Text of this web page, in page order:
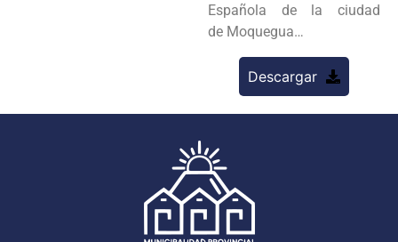
Española de la ciudad
de Moquegua…
Descargar